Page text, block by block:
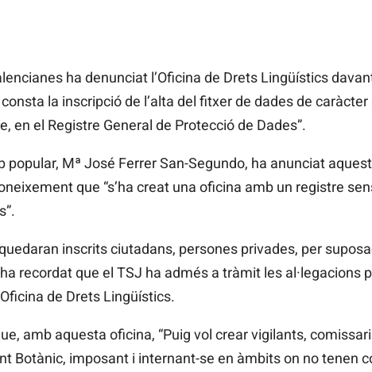
ha denunciat l’Oficina de Drets Lingüístics
la inscripció de l’alta del fitxer de dades de caràcter
en el Registre General de Protecció de Dades”.
popular, Mª José Ferrer San-Segundo, ha anunciat
que “s’ha creat una oficina amb un registre
inscrits ciutadans, persones privades, per
recordat que el TSJ ha admés a tràmit les al·legacions
de Drets Lingüístics.
amb aquesta oficina, “Puig vol crear vigilants,
Botànic, imposant i internant-se en àmbits on no tenen